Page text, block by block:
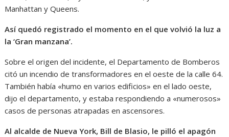
Manhattan y Queens.
Así quedó registrado el momento en el que volvió la luz a
la ‘Gran manzana’.
Sobre el origen del incidente, el Departamento de Bomberos
citó un incendio de transformadores en el oeste de la calle 64.
También había «humo en varios edificios» en el lado oeste,
dijo el departamento, y estaba respondiendo a «numerosos»
casos de personas atrapadas en ascensores.
Al alcalde de Nueva York, Bill de Blasio, le pilló el apagón